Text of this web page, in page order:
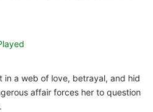
in a web of love, betrayal, and hid
affair forces her to question